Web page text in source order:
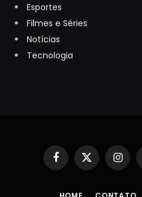
Esportes
Filmes e Séries
Notícias
Tecnologia
Facebook
X
(Twitter)